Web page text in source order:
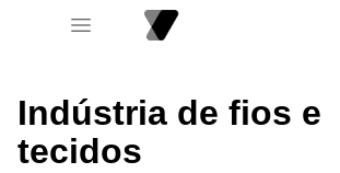
Indústria de fios e
tecidos